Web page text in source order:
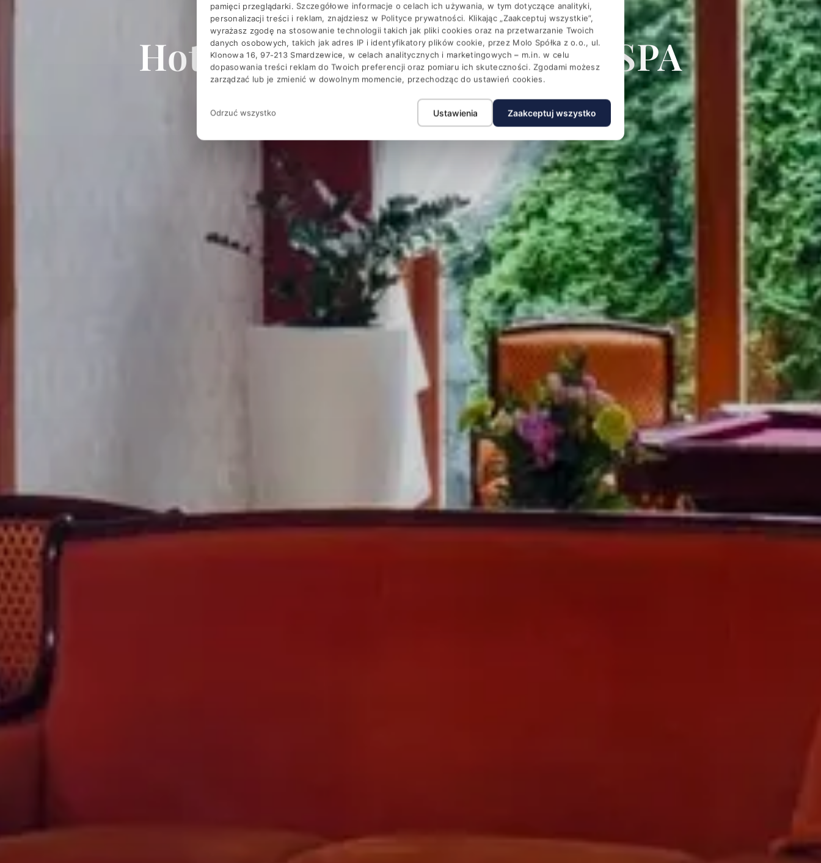
Hotel Magellan Business & SPA
pamięci przeglądarki. Szczegółowe informacje o celach ich używania, w tym dotyczące analityki,
personalizacji treści i reklam, znajdziesz w Polityce prywatności. Klikając „Zaakceptuj wszystkie”,
wyrażasz zgodę na stosowanie technologii takich jak pliki cookies oraz na przetwarzanie Twoich
danych osobowych, takich jak adres IP i identyfikatory plików cookie, przez Molo Spółka z o.o., ul.
Klonowa 16, 97-213 Smardzewice, w celach analitycznych i marketingowych – m.in. w celu
dopasowania treści reklam do Twoich preferencji oraz pomiaru ich skuteczności. Zgodami możesz
zarządzać lub je zmienić w dowolnym momencie, przechodząc do ustawień cookies.
Zaakceptuj wszystko
Ustawienia
Odrzuć wszystko